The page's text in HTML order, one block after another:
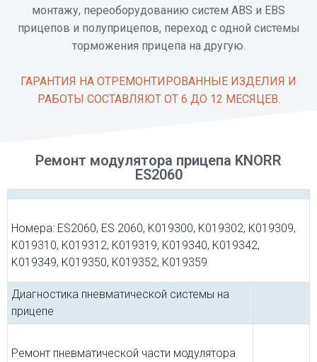
монтажу, переоборудованию систем ABS и EBS
прицепов и полуприцепов, переход с одной системы
торможения прицепа на другую.
ГАРАНТИЯ НА ОТРЕМОНТИРОВАННЫЕ ИЗДЕЛИЯ И
РАБОТЫ СОСТАВЛЯЮТ ОТ 6 ДО 12 МЕСЯЦЕВ.
Ремонт модулятора прицепа KNORR
ES2060
Номера: ES2060, ES 2060, K019300, K019302, K019309,
K019310, K019312, K019319, K019340, K019342,
K019349, K019350, K019352, K019359
Диагностика пневматической системы на
прицепе
Ремонт пневматической части модулятора